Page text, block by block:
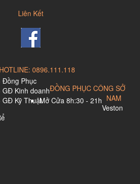
Liên Kết
HOTLINE: 0896.111.118
Đồng Phục
Kinh doanh
GĐ Kỹ ThuậtMở Cửa 8h:30 - 21h
ĐỒNG PHỤC CÔNG SỞ
NAM
Veston